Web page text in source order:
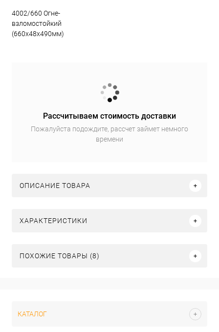
4002/660 Огне-
взломостойкий
(660х48х490мм)
Рассчитываем стоимость доставки
Пожалуйста подождите, рассчет займет немного
времени
ОПИСАНИЕ ТОВАРА
ХАРАКТЕРИСТИКИ
ПОХОЖИЕ ТОВАРЫ (8)
КАТАЛОГ